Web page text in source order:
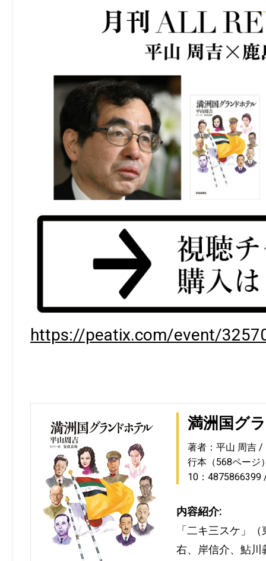
https://peatix.com/event/
満洲国グ
著者：平山 周吉
行本（568ページ
10：4875866399
内容紹介:
「二キ三スケ」
右、岸信介、鮎川